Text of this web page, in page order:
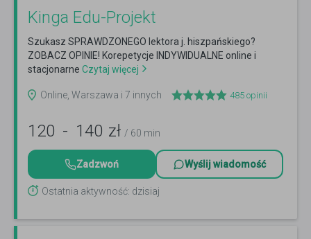
Kinga Edu-Projekt
Szukasz SPRAWDZONEGO lektora j. hiszpańskiego?
ZOBACZ OPINIE! Korepetycje INDYWIDUALNE online i
stacjonarne Czytaj więcej
Online, Warszawa i 7 innych 485 opinii
120 - 140 zł / 60 min
Zadzwoń Wyślij wiadomość
Ostatnia aktywność: dzisiaj